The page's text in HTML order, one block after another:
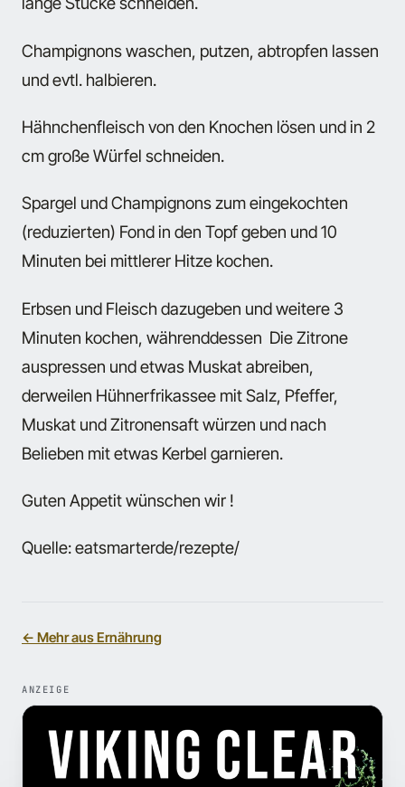
Champignons waschen, putzen, abtropfen lassen
und evtl. halbieren.
Hähnchenfleisch von den Knochen lösen und in 2
cm große Würfel schneiden.
Spargel und Champignons zum eingekochten
(reduzierten) Fond in den Topf geben und 10
Minuten bei mittlerer Hitze kochen.
Erbsen und Fleisch dazugeben und weitere 3
Minuten kochen, währenddessen Die Zitrone
auspressen und etwas Muskat abreiben,
derweilen Hühnerfrikassee mit Salz, Pfeffer,
Muskat und Zitronensaft würzen und nach
Belieben mit etwas Kerbel garnieren.
Guten Appetit wünschen wir !
Quelle: eatsmarterde/rezepte/
← Mehr aus Ernährung
ANZEIGE